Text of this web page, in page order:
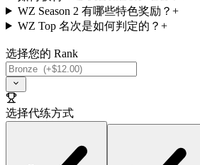
WZ Season 2 有哪些特色奖励？ +
WZ Top 名次是如何判定的？ +
选择您的 Rank
选择代练方式